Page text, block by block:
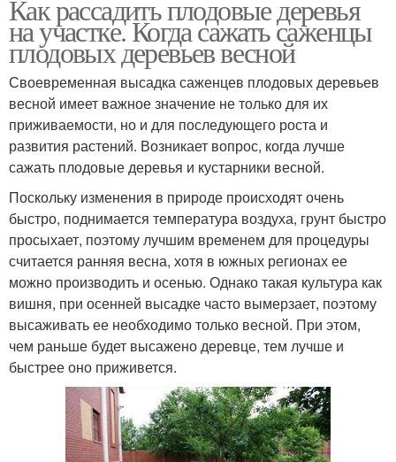
Как рассадить плодовые деревья
на участке. Когда сажать саженцы
плодовых деревьев весной
Своевременная высадка саженцев плодовых деревьев
весной имеет важное значение не только для их
приживаемости, но и для последующего роста и
развития растений. Возникает вопрос, когда лучше
сажать плодовые деревья и кустарники весной.
Поскольку изменения в природе происходят очень
быстро, поднимается температура воздуха, грунт быстро
просыхает, поэтому лучшим временем для процедуры
считается ранняя весна, хотя в южных регионах ее
можно производить и осенью. Однако такая культура как
вишня, при осенней высадке часто вымерзает, поэтому
высаживать ее необходимо только весной. При этом,
чем раньше будет высажено деревце, тем лучше и
быстрее оно приживется.